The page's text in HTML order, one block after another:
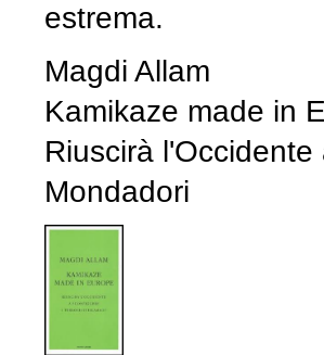
estrema.
Magdi Allam
Kamikaze made in
Riuscirà
Mondadori